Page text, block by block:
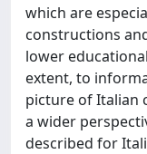
which are
constructions
lower
extent, to
picture of Italian
a wider
described for